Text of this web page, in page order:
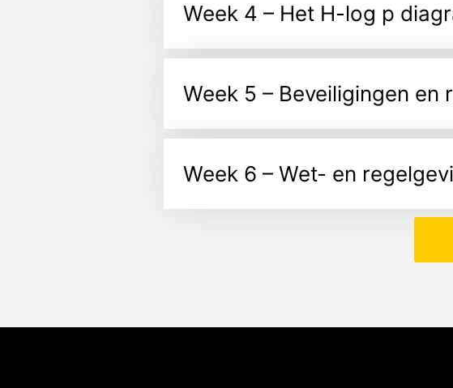
Week 4 – Het H-log p
Week 5 – Beveiligingen en
Week 6 – Wet- en